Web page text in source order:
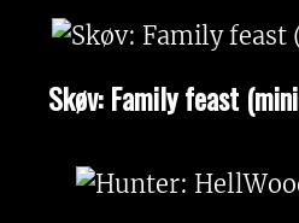
Skøv: Family feast